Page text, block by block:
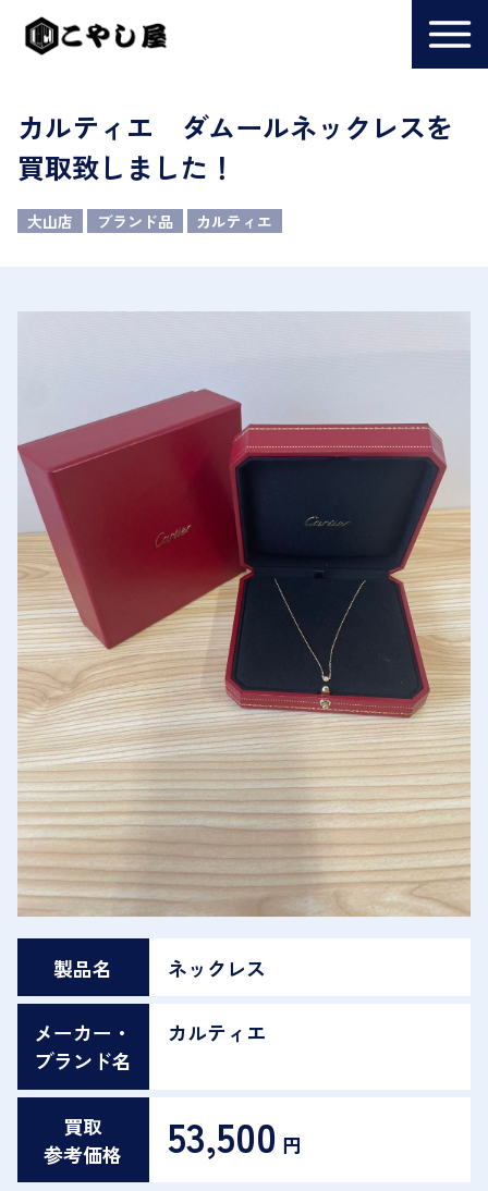
カルティエ ダムールネックレスを
買取致しました！
大山店 ブランド品 カルティエ
製品名 ネックレス
メーカー・
ブランド名
カルティエ
買取
参考価格
53,500 円